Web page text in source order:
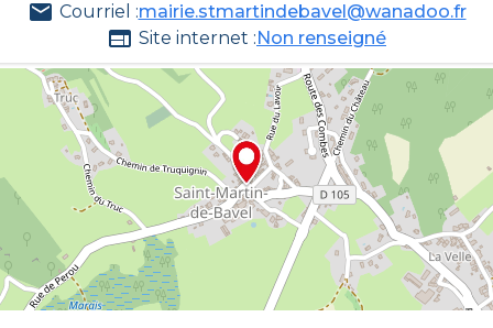
Courriel :mairie.stmartindebavel@wanadoo.fr
Site internet :Non renseigné